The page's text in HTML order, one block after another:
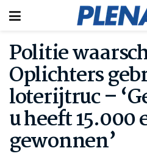
Politie
Oplichters
loterijtruc –
u heeft 15.000
gewonnen’